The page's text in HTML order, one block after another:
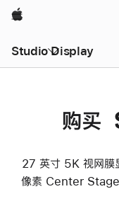
Apple
Studio Display
购买
27 英寸 5K 视网膜
像素 Center Stage